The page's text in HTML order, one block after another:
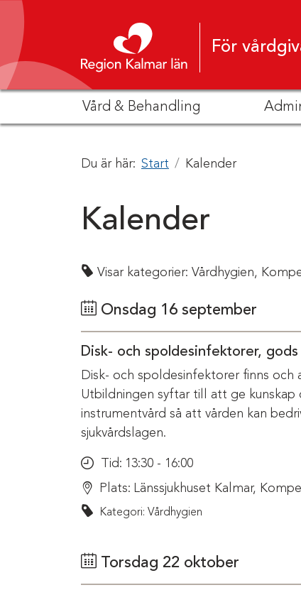
Hoppa till innehåll
För
Vård & Behandling
Du är här: Start Kalender
Kalender
Visar kategorier: Vårdhygien,
Onsdag 16 september
Disk- och spoldesinfektorer,
Disk- och spoldesinfektorer finns och
Utbildningen syftar till att ge
instrumentvård så att vården kan
sjukvårdslagen.
Tid: 13:30 - 16:00
Plats: Länssjukhuset Kalmar,
Kategori: Vårdhygien
Torsdag 22 oktober